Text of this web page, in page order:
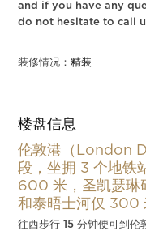
and if you have any
do not hesitate to call
装修情况：精装
楼盘信息
伦敦港（London
段，坐拥 3 个地铁
600 米，圣凯瑟琳
和泰晤士河仅 300
往西步行 15 分钟便可到伦